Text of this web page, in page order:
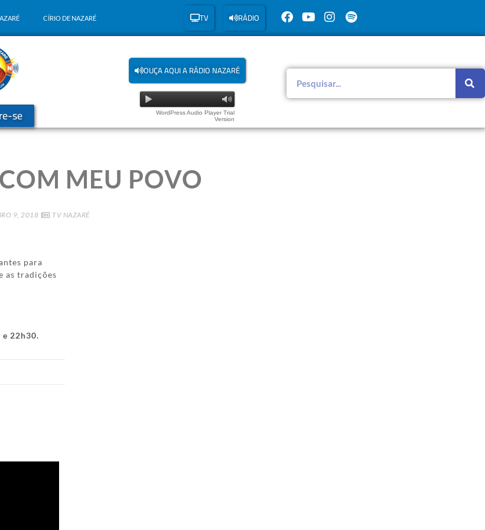
CÍRIO DE NAZARÉ TV RÁDIO
se
OUÇA AQUI A RÁDIO NAZARÉ
WordPress Audio Player Trial
Version
MEU POVO
9, 2018 TV NAZARÉ
para
as tradições
e 22h30.